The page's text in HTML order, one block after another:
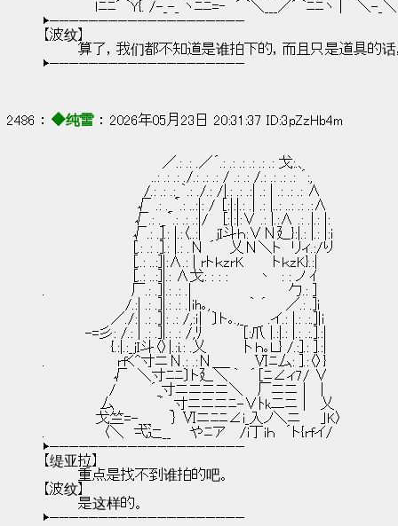
ｌﾆﾆ⌒Y{. /-_-_ ヽﾆﾆ=‐　⌒＼___／⌒ﾆﾆヽ |　 ＼-_＼　　　
▶————————————————————
【波纹】
算了，我们都不知道是谁拍下的，而且只是道具的
▶————————————————————
2486 ： ◆纯雪 ： 2026年05月23日 20:31:37 ID:3pZzHb4m
／.: .: .／´.: .: .: .: .: .: 戈:.、
..: .: .: ./.: .: .: / .: .: /.: .: .: .: ´:,
/.: .: .:_｀.: ./.: /|.: .: .:| .: | .: .: .: ∧
√ .: ._｀.: ..:|: / ［:|:|.: .| .: |..: ..: .: .:∧
√.: ._｀.: .: .:|/　 [:|:|:∨ .: |.:∧ .: .|.: |:
√.: .].: |.:〈..:|　 jI斗ｈ:∨Ν廴}:|.: |.: |:ｉ
[.: .: .].: |.: .Ν ´　 乂Ν＼ト　リィ.:/り
[..: ..:]|:∧.: | rトｋzrK　 　 トｋzK}.:|
[..: ..:]|.: ∧戈: : : :　　　丶　: : ノ ｲ
.　　　　 　 　 　 厂.: .]|.: .: .|　　　　　　　　 　 勹.: ]
/.:| .: .]|.: .: .|ih｡,　　 　 ｀ ´ 　 ／.: .]i
／./:| .: .]|: .: /,:ｉ|　〕ト｡.,_　　 .イ.: |.: .:.]|ｉ
-=彡: /.: | .: .]|.: .: /,ﾘ　　　　［:爪 |.:|.: |.: .:.].:|
{.:|.:_jI斗〈〉|.:i.: .乂　　　 卜ｈ｡Ｌ} /.:].: ].:|
.　　　　 　 　 rfく^寸ニΝ.: .:Ν＿_　　 Ⅵﾆ厶: ].:〈〉}
√　＼寸ﾆﾆ〕ト廴＼ ｀　´［ﾆ∠ィ7/ ∨
/　　 　´_寸ニニニニ＼　 厂ニニ |　 |
厶　　　　 ´ _寸ニニニﾆ-∨ﾄk二ニ |　 乂
戈竺=-___　　｝ Ⅵニﾆﾆ∠i_入ノ＼ニ　　｣K〉
.　　　　 　 〈＼　弌辷__ 　 やﾆア　 /i丁iｈ　´ト{rfイ/
▶————————————————————
【缇亚拉】
        重点是找不到谁拍的吧。
【波纹】
        是这样的。
▶————————————————————